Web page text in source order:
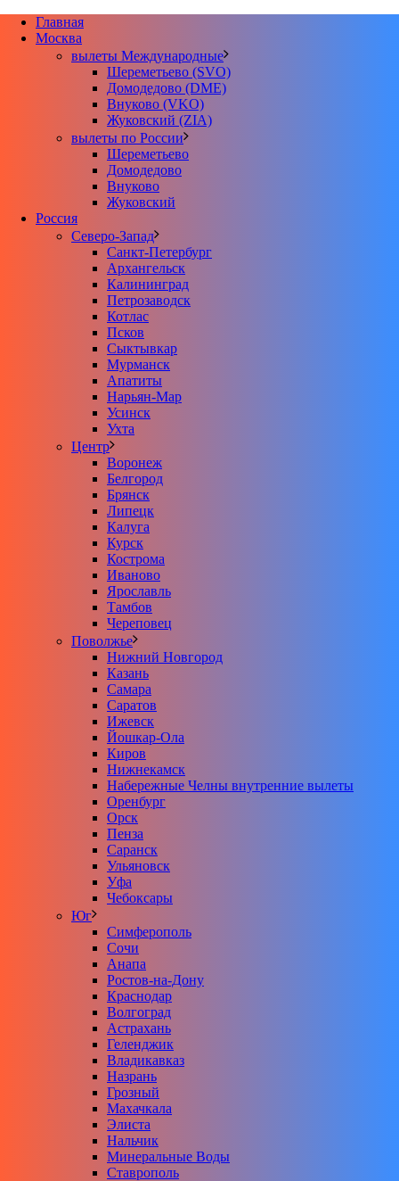
Главная
Москва
вылеты Международные
Шереметьево (SVO)
Домодедово (DME)
Внуково (VKO)
Жуковский (ZIA)
вылеты по России
Шереметьево
Домодедово
Внуково
Жуковский
Россия
Северо-Запад
Санкт-Петербург
Архангельск
Калининград
Петрозаводск
Котлас
Псков
Сыктывкар
Мурманск
Апатиты
Нарьян-Мар
Усинск
Ухта
Центр
Воронеж
Белгород
Брянск
Липецк
Калуга
Курск
Кострома
Иваново
Ярославль
Тамбов
Череповец
Поволжье
Нижний Новгород
Казань
Самара
Саратов
Ижевск
Йошкар-Ола
Киров
Нижнекамск
Набережные Челны внутренние вылеты
Оренбург
Орск
Пенза
Саранск
Ульяновск
Уфа
Чебоксары
Юг
Симферополь
Сочи
Анапа
Ростов-на-Дону
Краснодар
Волгоград
Астрахань
Геленджик
Владикавказ
Назрань
Грозный
Махачкала
Элиста
Нальчик
Минеральные Воды
Ставрополь